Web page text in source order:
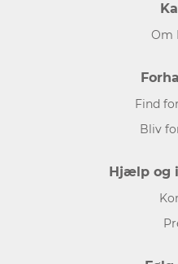
Om
Find
Bliv
Hjælp og